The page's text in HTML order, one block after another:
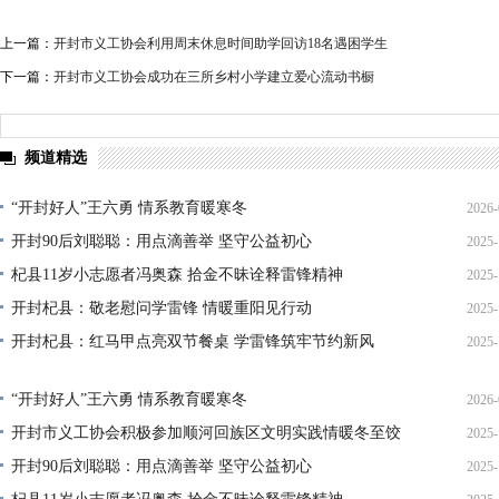
上一篇： 开封市义工协会利用周末休息时间助学回访18名遇困学生
下一篇： 开封市义工协会成功在三所乡村小学建立爱心流动书橱
频道精选
“开封好人”王六勇 情系教育暖寒冬
开封90后刘聪聪：用点滴善举 坚守公益初心
杞县11岁小志愿者冯奥森 拾金不昧诠释雷锋精神
开封杞县：敬老慰问学雷锋 情暖重阳见行动
开封杞县：红马甲点亮双节餐桌 学雷锋筑牢节约新风
“开封好人”王六勇 情系教育暖寒冬
开封市义工协会积极参加顺河回族区文明实践情暖冬至饺
开封90后刘聪聪：用点滴善举 坚守公益初心